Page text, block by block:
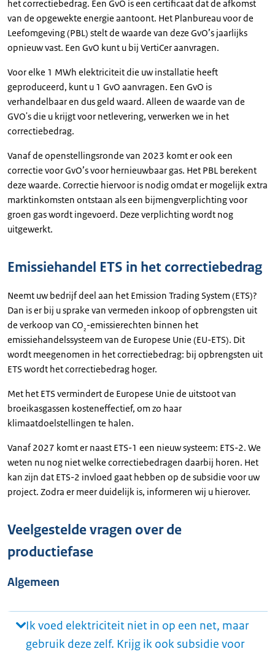
het correctiebedrag. Een GvO is een certificaat dat de afkomst
van de opgewekte energie aantoont. Het Planbureau voor de
Leefomgeving (PBL) stelt de waarde van deze GvO’s jaarlijks
opnieuw vast. Een GvO kunt u bij VertiCer aanvragen.
Voor elke 1 MWh elektriciteit die uw installatie heeft
geproduceerd, kunt u 1 GvO aanvragen. Een GvO is
verhandelbaar en dus geld waard. Alleen de waarde van de
GVO's die u krijgt voor netlevering, verwerken we in het
correctiebedrag.
Vanaf de openstellingsronde van 2023 komt er ook een
correctie voor GvO’s voor hernieuwbaar gas. Het PBL berekent
deze waarde. Correctie hiervoor is nodig omdat er mogelijk extra
marktinkomsten ontstaan als een bijmengverplichting voor
groen gas wordt ingevoerd. Deze verplichting wordt nog
uitgewerkt.
Emissiehandel ETS in het correctiebedrag
Neemt uw bedrijf deel aan het Emission Trading System (ETS)?
Dan is er bij u sprake van vermeden inkoop of opbrengsten uit
de verkoop van CO₂-emissierechten binnen het
emissiehandelssysteem van de Europese Unie (EU-ETS). Dit
wordt meegenomen in het correctiebedrag: bij opbrengsten uit
ETS wordt het correctiebedrag hoger.
Met het ETS vermindert de Europese Unie de uitstoot van
broeikasgassen kosteneffectief, om zo haar
klimaatdoelstellingen te halen.
Vanaf 2027 komt er naast ETS-1 een nieuw systeem: ETS-2. We
weten nu nog niet welke correctiebedragen daarbij horen. Het
kan zijn dat ETS-2 invloed gaat hebben op de subsidie voor uw
project. Zodra er meer duidelijk is, informeren wij u hierover.
Veelgestelde vragen over de
productiefase
Algemeen
Ik voed elektriciteit niet in op een net, maar
gebruik deze zelf. Krijg ik ook subsidie voor